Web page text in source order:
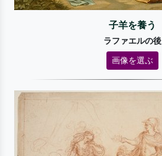
子羊を養う
ラファエルの後
画像を選ぶ